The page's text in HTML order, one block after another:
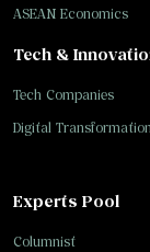
Tech &
Tech Companies
Digital Transformation
ASEAN Economics
Experts Pool
Columnist